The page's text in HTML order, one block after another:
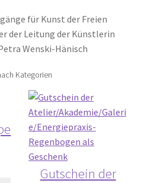
für Kunst der Freien
der Leitung der Künstlerin
Wenski-Hänisch
Kategorien
Gutschein der